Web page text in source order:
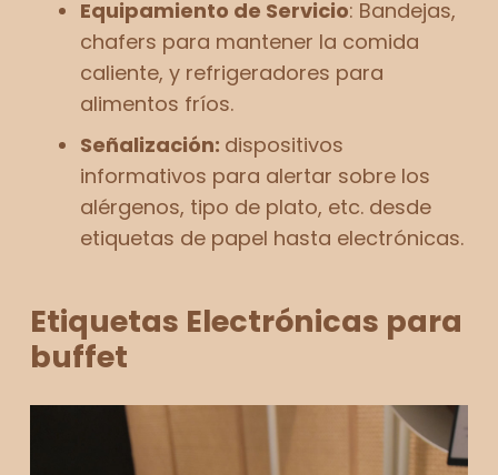
Equipamiento de Servicio: Bandejas,
chafers para mantener la comida
caliente, y refrigeradores para
alimentos fríos.
Señalización: dispositivos
informativos para alertar sobre los
alérgenos, tipo de plato, etc. desde
etiquetas de papel hasta electrónicas.
Etiquetas Electrónicas para
buffet